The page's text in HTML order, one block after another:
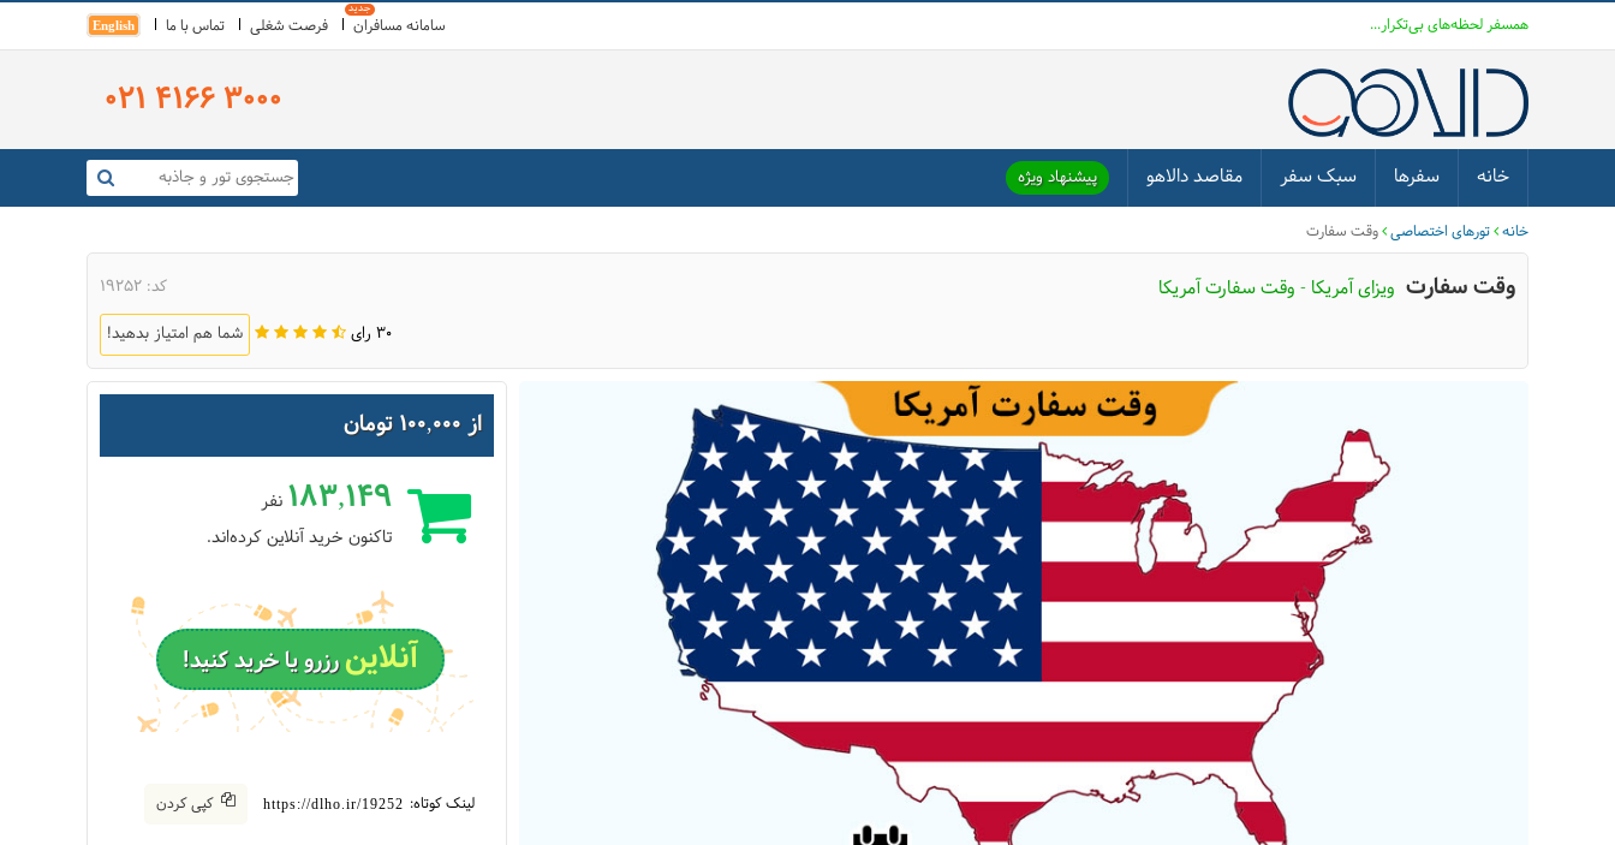
همسفر لحظه‌های بی‌تکرار... سامانه مسافران فرصت شغلی تماس با ما English
021 4166 3000
خانه سفرها سبک سفر مقاصد دالاهو پیشنهاد ویژه
خانه تورهای اختصاصی وقت سفارت
وقت سفارت ویزای آمریکا - وقت سفارت آمریکا
کد: 19252
30 رای
شما هم امتیاز بدهید!
از 100,000 تومان
183,149 نفر
تاکنون خرید آنلاین کرده‌اند.
آنلاینرزرو یا خرید کنید!
لینک کوتاه: https://dlho.ir/19252 کپی کردن